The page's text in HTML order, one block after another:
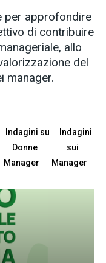
per approfondire
di contribuire
allo
del
manager.
Indagini su
Donne
Manager
Indagini
sui
Manager